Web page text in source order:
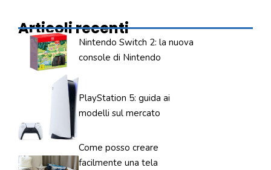
Articoli recenti
Nintendo Switch 2: la nuova
console di Nintendo
PlayStation 5: guida ai
modelli sul mercato
Come posso creare
facilmente una tela